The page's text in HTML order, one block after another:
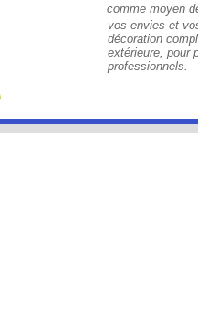
comme moyen
vos envies et
décoration
extérieure, pour
professionnels.